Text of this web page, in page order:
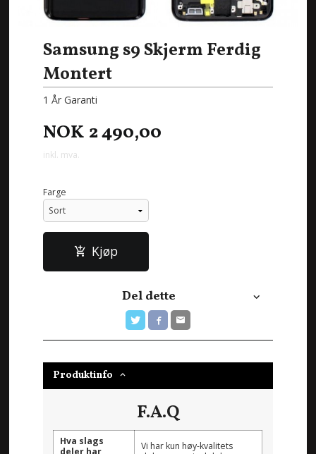
Samsung s9 Skjerm Ferdig
Montert
1 År Garanti
NOK 2 490,00
inkl. mva.
Farge
Kjøp
Del dette
Produktinfo
F.A.Q
Hva slags
deler har
Vi har kun høy-kvalitets